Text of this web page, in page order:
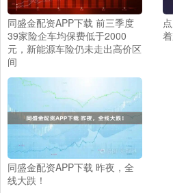
同盛金配资APP下载 前三季度
39家险企车均保费低于2000
元，新能源车险仍未走出高价区
间
同盛金配资APP下载 昨夜，全
线大跌！